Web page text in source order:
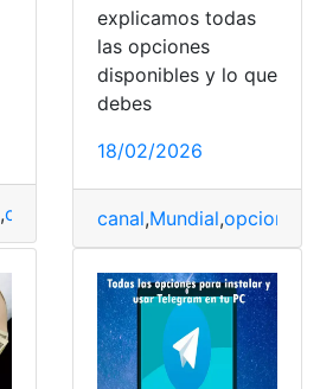
,opciones riesgos,saludables
explicamos todas
las opciones
disponibles y lo que
debes
18/02/2026
canal,Mundial,opciones